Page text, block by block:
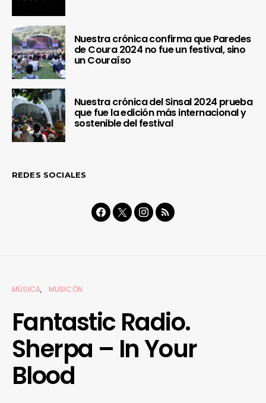
Nuestra crónica confirma que Paredes
de Coura 2024 no fue un festival, sino
un Couraíso
Nuestra crónica del Sinsal 2024 prueba
que fue la edición más internacional y
sostenible del festival
REDES SOCIALES
MÚSICA MUSICÓN
Fantastic Radio.
Sherpa – In Your
Blood